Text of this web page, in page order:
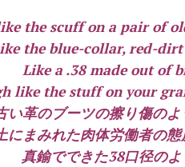
the scuff on a pair of
the blue-collar, red-
Like a .38 made out of
like the stuff on your
い革のブーツの擦り傷の
にまみれた肉体労働者の
真鍮でできた38口径の